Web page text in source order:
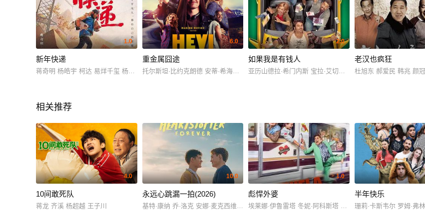
1.0
新年快递
蒋奇明 杨皓宇 柯达 易烊千玺 杨幂 李现 张大仙 赵大地 王玥兮 孙惠茜 梁恩 徐朝英
6.0
重金属囧途
托尔斯坦·比约克朗德 安蒂·希海基宁 维尔·希尔卡 约翰内斯·霍洛佩宁 萨穆利·贾斯基奥 明卡·库斯
2.0
如果我是有钱人
亚历山德拉·希门内斯 宝拉·艾切瓦莉亚 阿德里安·拉斯特拉
老汉也疯狂
杜旭东 郝爱民 韩兆 颜
相关推荐
4.0
10间敢死队
蒋龙 齐溪 杨超越 王子川
10.0
永远心跳漏一拍(2026)
基特·康纳 乔·洛克 安娜·麦克西维尔·马
1.0
彪悍外婆
埃莱娜·伊鲁雷塔 冬妮·阿科斯塔 Gorka Aguinagalde Gorka
半年快乐
珊莉·卡斯韦尔 罗姆·弗